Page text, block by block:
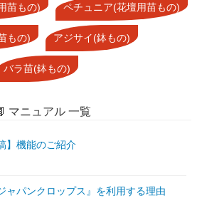
苗もの) ペチュニア(花壇用苗もの)
もの) アジサイ(鉢もの)
バラ苗(鉢もの)
マニュアル 一覧
】機能のご紹介
ャパンクロップス』を利用する理由